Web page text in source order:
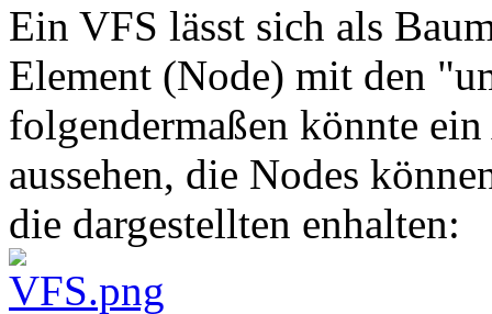
Ein VFS lässt sich als
Element (Node) mit den
folgendermaßen könnte
aussehen, die Nodes
die dargestellten enhalten: